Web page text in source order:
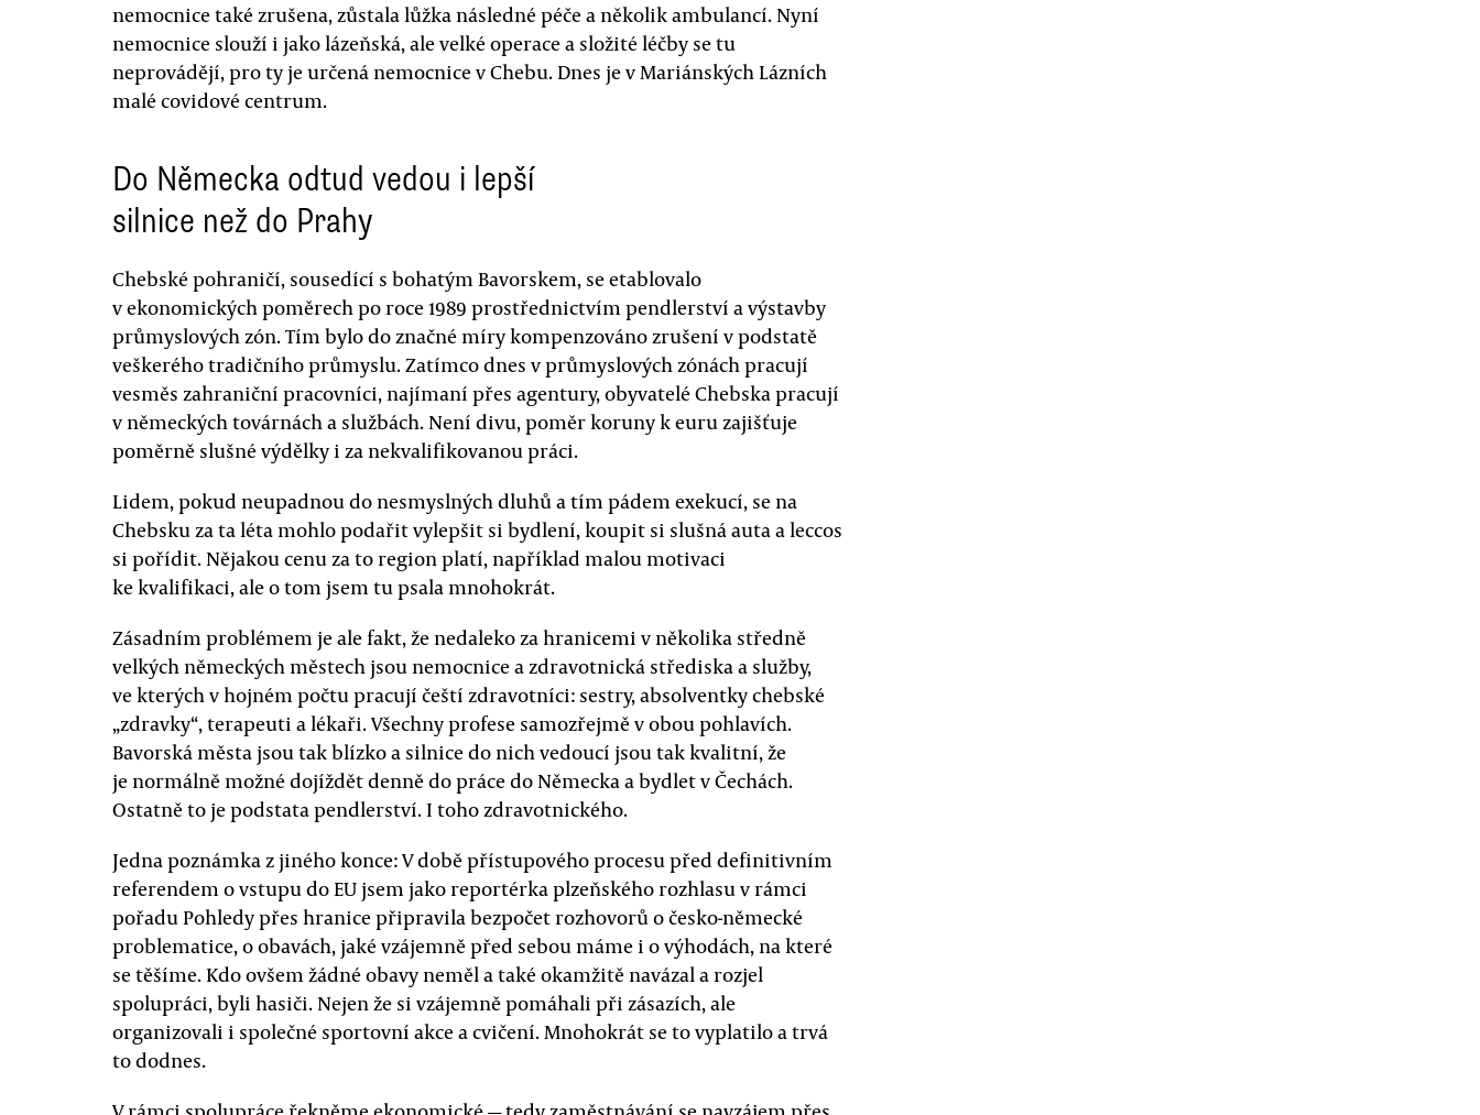
nemocnice také zrušena, zůstala lůžka následné péče a několik ambulancí. Nyní
nemocnice slouží i jako lázeňská, ale velké operace a složité léčby se tu
neprovádějí, pro ty je určená nemocnice v Chebu. Dnes je v Mariánských Lázních
malé covidové centrum.
Do Německa odtud vedou i lepší
silnice než do Prahy
Chebské pohraničí, sousedící s bohatým Bavorskem, se etablovalo
v ekonomických poměrech po roce 1989 prostřednictvím pendlerství a výstavby
průmyslových zón. Tím bylo do značné míry kompenzováno zrušení v podstatě
veškerého tradičního průmyslu. Zatímco dnes v průmyslových zónách pracují
vesměs zahraniční pracovníci, najímaní přes agentury, obyvatelé Chebska pracují
v německých továrnách a službách. Není divu, poměr koruny k euru zajišťuje
poměrně slušné výdělky i za nekvalifikovanou práci.
Lidem, pokud neupadnou do nesmyslných dluhů a tím pádem exekucí, se na
Chebsku za ta léta mohlo podařit vylepšit si bydlení, koupit si slušná auta a leccos
si pořídit. Nějakou cenu za to region platí, například malou motivaci
ke kvalifikaci, ale o tom jsem tu psala mnohokrát.
Zásadním problémem je ale fakt, že nedaleko za hranicemi v několika středně
velkých německých městech jsou nemocnice a zdravotnická střediska a služby,
ve kterých v hojném počtu pracují čeští zdravotníci: sestry, absolventky chebské
„zdravky“, terapeuti a lékaři. Všechny profese samozřejmě v obou pohlavích.
Bavorská města jsou tak blízko a silnice do nich vedoucí jsou tak kvalitní, že
je normálně možné dojíždět denně do práce do Německa a bydlet v Čechách.
Ostatně to je podstata pendlerství. I toho zdravotnického.
Jedna poznámka z jiného konce: V době přístupového procesu před definitivním
referendem o vstupu do EU jsem jako reportérka plzeňského rozhlasu v rámci
pořadu Pohledy přes hranice připravila bezpočet rozhovorů o česko-německé
problematice, o obavách, jaké vzájemně před sebou máme i o výhodách, na které
se těšíme. Kdo ovšem žádné obavy neměl a také okamžitě navázal a rozjel
spolupráci, byli hasiči. Nejen že si vzájemně pomáhali při zásazích, ale
organizovali i společné sportovní akce a cvičení. Mnohokrát se to vyplatilo a trvá
to dodnes.